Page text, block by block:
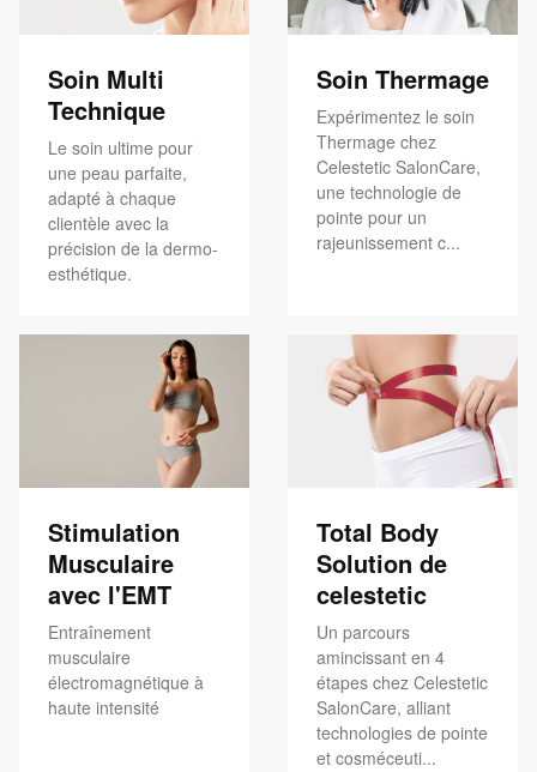
Soin Multi
Technique
Le soin ultime pour
une peau parfaite,
adapté à chaque
clientèle avec la
précision de la dermo-
esthétique.
Soin Thermage
Expérimentez le soin
Thermage chez
Celestetic SalonCare,
une technologie de
pointe pour un
rajeunissement c...
Stimulation
Musculaire
avec l'EMT
Entraînement
musculaire
électromagnétique à
haute intensité
Total Body
Solution de
celestetic
Un parcours
amincissant en 4
étapes chez Celestetic
SalonCare, alliant
technologies de pointe
et cosméceuti...